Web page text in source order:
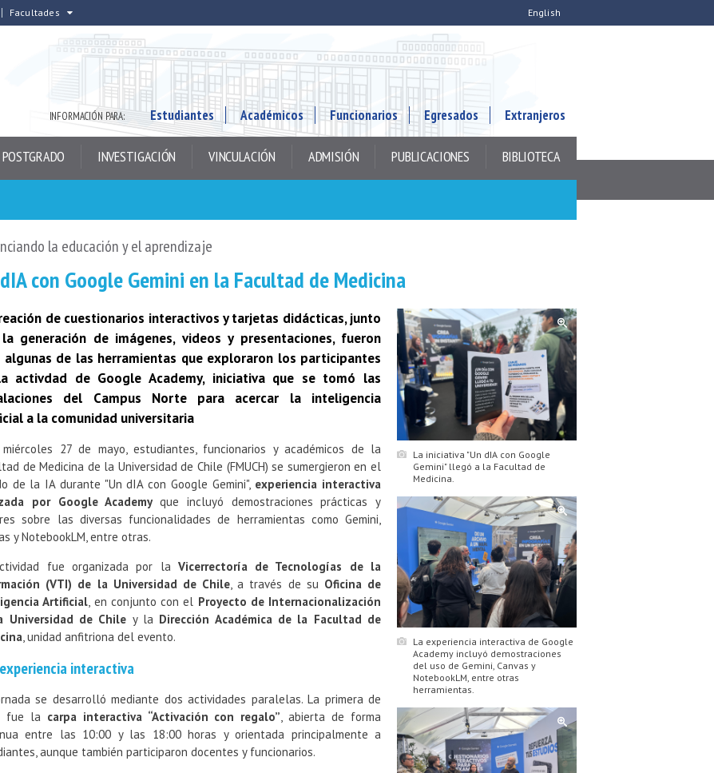
Facultades English
INFORMACIÓN PARA: Estudiantes Académicos Funcionarios Egresados Extranjeros
POSTGRADO INVESTIGACIÓN VINCULACIÓN ADMISIÓN PUBLICACIONES BIBLIOTECA
la educación y el aprendizaje
con Google Gemini en la Facultad de Medicina
La iniciativa "Un dIA con Google
Gemini" llegó a la Facultad de
Medicina.
La experiencia interactiva de Google
Academy incluyó demostraciones
del uso de Gemini, Canvas y
NotebookLM, entre otras
herramientas.
de cuestionarios interactivos y tarjetas didácticas, junto
generación de imágenes, videos y presentaciones, fueron
algunas de las herramientas que exploraron los participantes
activdad de Google Academy, iniciativa que se tomó las
del Campus Norte para acercar la inteligencia
a la comunidad universitaria
27 de mayo, estudiantes, funcionarios y académicos de la
de Medicina de la Universidad de Chile (FMUCH) se sumergieron en el
de la IA durante "Un dIA con Google Gemini",experiencia interactiva
por Google Academy que incluyó demostraciones prácticas y
sobre las diversas funcionalidades de herramientas como Gemini,
y NotebookLM, entre otras.
fue organizada por la Vicerrectoría de Tecnologías de la
(VTI) de la Universidad de Chile, a través de su Oficina de
Artificial, en conjunto con el Proyecto de Internacionalización
Universidad de Chile y la Dirección Académica de la Facultad de
, unidad anfitriona del evento.
interactiva
se desarrolló mediante dos actividades paralelas. La primera de
fue la carpa interactiva “Activación con regalo”, abierta de forma
entre las 10:00 y las 18:00 horas y orientada principalmente a
aunque también participaron docentes y funcionarios.